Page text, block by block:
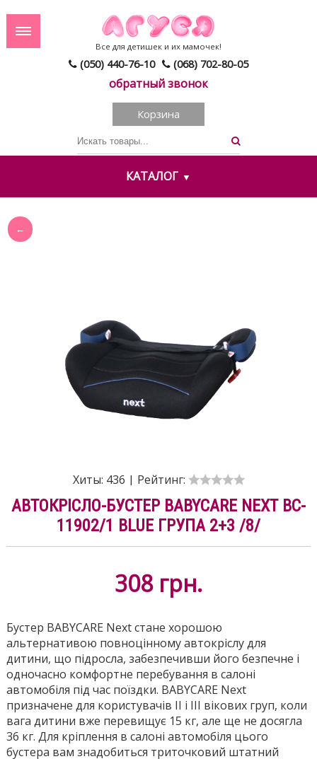
(050) 440-76-10 (068) 702-80-05
обратный звонок
Все для детишек и их мамочек!
Корзина
КАТАЛОГ
Хиты: 436 | Рейтинг:
АВТОКРІСЛО-БУСТЕР BABYCARE NEXT BC-
11902/1 BLUE ГРУПА 2+3 /8/
308 грн.
Бустер BABYCARE Next стане хорошою
альтернативою повноцінному автокріслу для
дитини, що підросла, забезпечивши його безпечне і
одночасно комфортне перебування в салоні
автомобіля під час поїздки. BABYCARE Next
призначене для користувачів ІІ і ІІІ вікових груп, коли
вага дитини вже перевищує 15 кг, але ще не досягла
36 кг. Для кріплення в салоні автомобіля цього
бустера вам знадобиться триточковий штатний